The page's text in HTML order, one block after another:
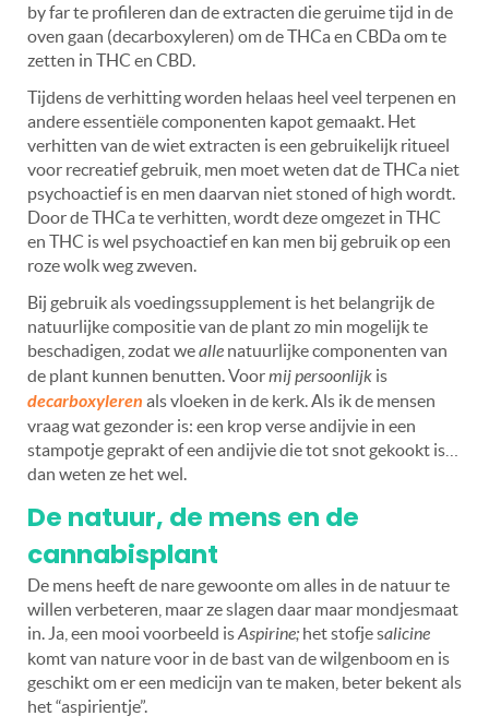
by far te profileren dan de extracten die geruime tijd in de
oven gaan (decarboxyleren) om de THCa en CBDa om te
zetten in THC en CBD.
Tijdens de verhitting worden helaas heel veel terpenen en
andere essentiële componenten kapot gemaakt. Het
verhitten van de wiet extracten is een gebruikelijk ritueel
voor recreatief gebruik, men moet weten dat de THCa niet
psychoactief is en men daarvan niet stoned of high wordt.
Door de THCa te verhitten, wordt deze omgezet in THC
en THC is wel psychoactief en kan men bij gebruik op een
roze wolk weg zweven.
Bij gebruik als voedingssupplement is het belangrijk de
natuurlijke compositie van de plant zo min mogelijk te
beschadigen, zodat wealle natuurlijke componenten van
de plant kunnen benutten. Voormij persoonlijk is
decarboxyleren als vloeken in de kerk. Als ik de mensen
vraag wat gezonder is: een krop verse andijvie in een
stampotje geprakt of een andijvie die tot snot gekookt is…
dan weten ze het wel.
De natuur, de mens en de
cannabisplant
De mens heeft de nare gewoonte om alles in de natuur te
willen verbeteren, maar ze slagen daar maar mondjesmaat
in. Ja, een mooi voorbeeld isAspirine; het stofje salicine
komt van nature voor in de bast van de wilgenboom en is
geschikt om er een medicijn van te maken, beter bekent als
het“aspirientje”.